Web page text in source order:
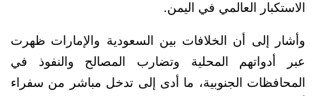
الاستكبار العالمي في اليمن.
وأشار إلى أن الخلافات بين السعودية والإمارات ظهرت
عبر أدواتهم المحلية وتضارب المصالح والنفوذ في
المحافظات الجنوبية، ما أدى إلى تدخل مباشر من سفراء